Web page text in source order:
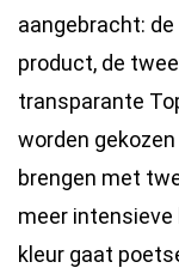
aangebracht:
product, de
transparante
worden
brengen met
meer intensieve
kleur gaat